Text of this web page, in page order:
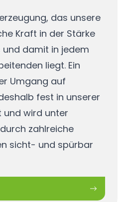
das unsere
Kraft in der Stärke
und damit in jedem
liegt. Ein
Umgang auf
fest in unserer
und wird unter
zahlreiche
sicht- und spürbar